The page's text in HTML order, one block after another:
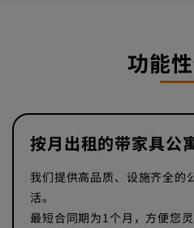
功能
按月出租的带家具公
我们提供高品质、设施齐全的
活。
最短合同期为1个月，方便您